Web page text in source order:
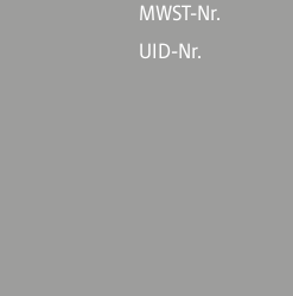
MWST-Nr.
UID-Nr.